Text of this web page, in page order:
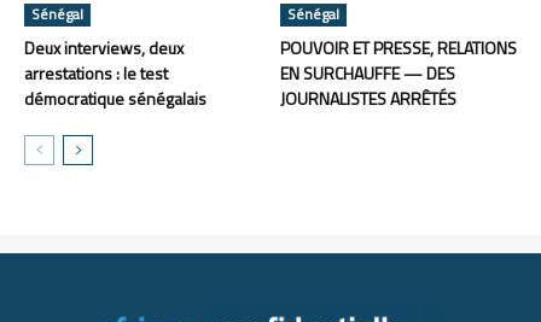
Sénégal
Deux interviews, deux
arrestations : le test
démocratique sénégalais
Sénégal
POUVOIR ET PRESSE, RELATIONS
EN SURCHAUFFE — DES
JOURNALISTES ARRÊTÉS